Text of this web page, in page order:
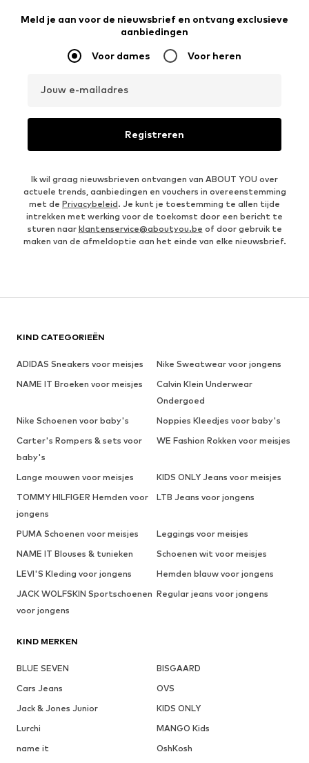
Meld je aan voor de nieuwsbrief en ontvang exclusieve
aanbiedingen
Voor dames Voor heren
Jouw e-mailadres
Registreren
Ik wil graag nieuwsbrieven ontvangen van ABOUT YOU over
actuele trends, aanbiedingen en vouchers in overeenstemming
met de Privacybeleid. Je kunt je toestemming te allen tijde
intrekken met werking voor de toekomst door een bericht te
sturen naar klantenservice@aboutyou.be of door gebruik te
maken van de afmeldoptie aan het einde van elke nieuwsbrief.
KIND CATEGORIEËN
ADIDAS Sneakers voor meisjes
Nike Sweatwear voor jongens
NAME IT Broeken voor meisjes
Calvin Klein Underwear
Ondergoed
Nike Schoenen voor baby's
Noppies Kleedjes voor baby's
Carter's Rompers & sets voor
baby's
WE Fashion Rokken voor meisjes
Lange mouwen voor meisjes
KIDS ONLY Jeans voor meisjes
TOMMY HILFIGER Hemden voor
jongens
LTB Jeans voor jongens
PUMA Schoenen voor meisjes
Leggings voor meisjes
NAME IT Blouses & tunieken
Schoenen wit voor meisjes
LEVI'S Kleding voor jongens
Hemden blauw voor jongens
JACK WOLFSKIN Sportschoenen
voor jongens
Regular jeans voor jongens
KIND MERKEN
BLUE SEVEN
BISGAARD
Cars Jeans
OVS
Jack & Jones Junior
KIDS ONLY
Lurchi
MANGO Kids
name it
OshKosh